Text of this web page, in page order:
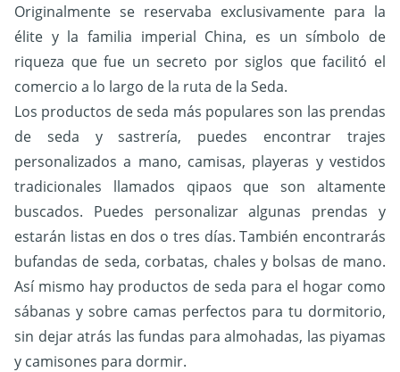
Originalmente se reservaba exclusivamente para la
élite y la familia imperial China, es un símbolo de
riqueza que fue un secreto por siglos que facilitó el
comercio a lo largo de la ruta de la Seda.
Los productos de seda más populares son las prendas
de seda y sastrería, puedes encontrar trajes
personalizados a mano, camisas, playeras y vestidos
tradicionales llamados qipaos que son altamente
buscados. Puedes personalizar algunas prendas y
estarán listas en dos o tres días. También encontrarás
bufandas de seda, corbatas, chales y bolsas de mano.
Así mismo hay productos de seda para el hogar como
sábanas y sobre camas perfectos para tu dormitorio,
sin dejar atrás las fundas para almohadas, las piyamas
y camisones para dormir.